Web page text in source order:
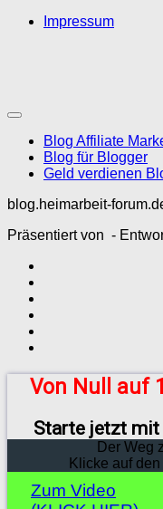
Impressum
Blog Affiliate
Blog für Blogger
Geld verdienen
blog.heimarbeit-
Präsentiert von -
Von Null auf
Starte jetzt mit
Der Weg
Klicke auf
Zum Video